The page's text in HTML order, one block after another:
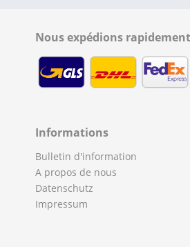
Nous expédions
Informations
Bulletin d'information
A propos de nous
Datenschutz
Impressum